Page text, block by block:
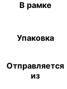
В рамке
Упаковка
Отправляется
из